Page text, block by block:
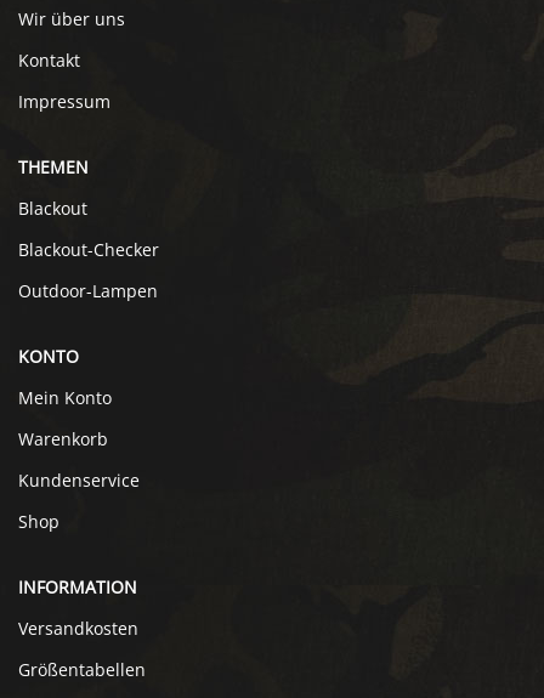
Wir über uns
Kontakt
Impressum
THEMEN
Blackout
Blackout-Checker
Outdoor-Lampen
KONTO
Mein Konto
Warenkorb
Kundenservice
Shop
INFORMATION
Versandkosten
Größentabellen